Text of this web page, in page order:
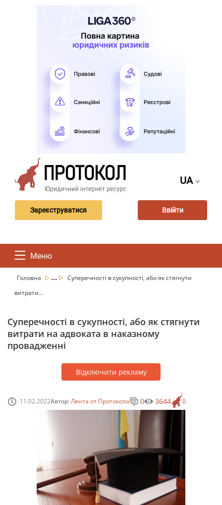
UA
Зареєструватися Ввійти
Меню
Головна ...
Суперечності в сукупності, або як стягнути
витрати...
Суперечності в сукупності, або як стягнути
витрати на адвоката в наказному
провадженні
Відключити рекламу
11.02.2022Автор:Лента от Протокола 0
0 3644